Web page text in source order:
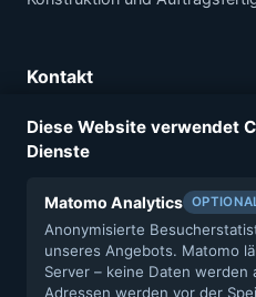
Kontakt
Evosys Laser Services GmbH
Felix-Klein-Str. 75A
Tel.: +49 9131 40180-0
info@evosys-services.com
Diese Website verwendet
Dienste
Matomo Analytics
Anonymisierte
unseres Angebots. Matomo
Server – keine Daten
Adressen werden vor der